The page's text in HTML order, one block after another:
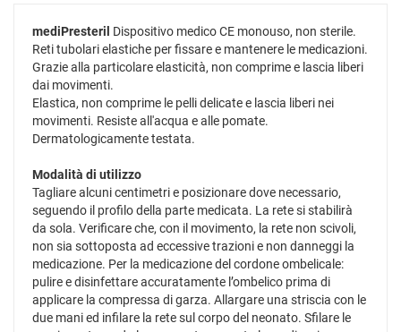
mediPresteril Dispositivo medico CE monouso, non sterile.
Reti tubolari elastiche per fissare e mantenere le medicazioni.
Grazie alla particolare elasticità, non comprime e lascia liberi
dai movimenti.
Elastica, non comprime le pelli delicate e lascia liberi nei
movimenti. Resiste all'acqua e alle pomate.
Dermatologicamente testata.
Modalità di utilizzo
Tagliare alcuni centimetri e posizionare dove necessario,
seguendo il profilo della parte medicata. La rete si stabilirà
da sola. Verificare che, con il movimento, la rete non scivoli,
non sia sottoposta ad eccessive trazioni e non danneggi la
medicazione. Per la medicazione del cordone ombelicale:
pulire e disinfettare accuratamente l’ombelico prima di
applicare la compressa di garza. Allargare una striscia con le
due mani ed infilare la rete sul corpo del neonato. Sfilare le